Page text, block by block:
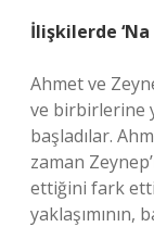
İlişkilerde
Ahmet ve
ve birbirlerine
başladılar.
zaman
ettiğini fark
yaklaşımının,